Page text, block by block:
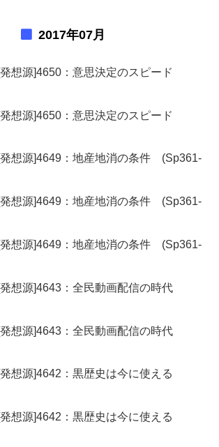
2017年07月
発想源]4650：意思決定のスピード
発想源]4650：意思決定のスピード
発想源]4649：地産地消の条件 (Sp361-
発想源]4649：地産地消の条件 (Sp361-
発想源]4649：地産地消の条件 (Sp361-
発想源]4643：全民動画配信の時代
発想源]4643：全民動画配信の時代
発想源]4642：黒歴史は今に使える
発想源]4642：黒歴史は今に使える